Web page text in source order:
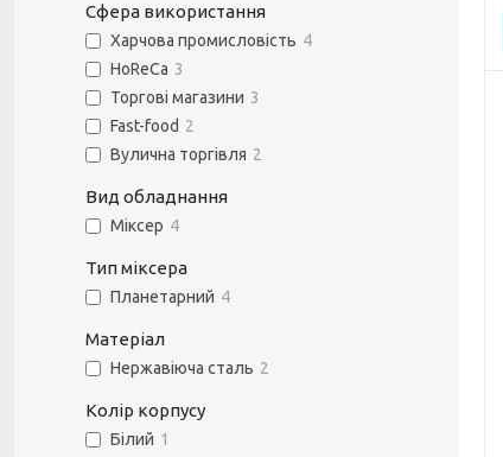
Сфера використання
Харчова промисловість 4
HoReCa 3
Торгові магазини 3
Fast-food 2
Вулична торгівля 2
Вид обладнання
Міксер 4
Тип міксера
Планетарний 4
Матеріал
Нержавіюча сталь 2
Колір корпусу
Білий 1